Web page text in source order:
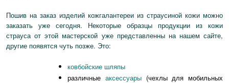
Пошив на заказ изделий кожгалантереи из страусиной кожи можно
заказать уже сегодня. Некоторые образцы продукции из кожи
страуса от этой мастерской уже представленны на нашем сайте,
другие появятся чуть позже. Это:
ковбойские шляпы
различные аксессуары(чехлы для мобильных